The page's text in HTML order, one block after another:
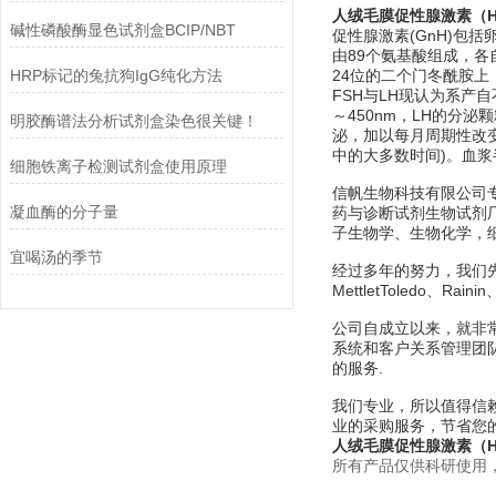
碱性磷酸酶显色试剂盒BCIP/NBT
HRP标记的兔抗狗IgG纯化方法
明胶酶谱法分析试剂盒染色很关键！
细胞铁离子检测试剂盒使用原理
凝血酶的分子量
宜喝汤的季节
人绒毛膜促性腺激素（
促性腺激素(GnH)包括
由89个氨基酸组成，
24位的二个门冬酰胺
FSH与LH现认为系产
～450nm，LH的分泌
泌，加以每月周期性改
中的大多数时间)。血
信帆生物科技有限公司
药与诊断试剂生物试剂
子生物学、生物化学，
经过多年的努力，我们
MettletToledo、Rainin
公司自成立以来，就非
系统和客户关系管理团
的服务.
我们专业，所以值得信
业的采购服务，节省您
人绒毛膜促性腺激素（
所有产品仅供科研使用